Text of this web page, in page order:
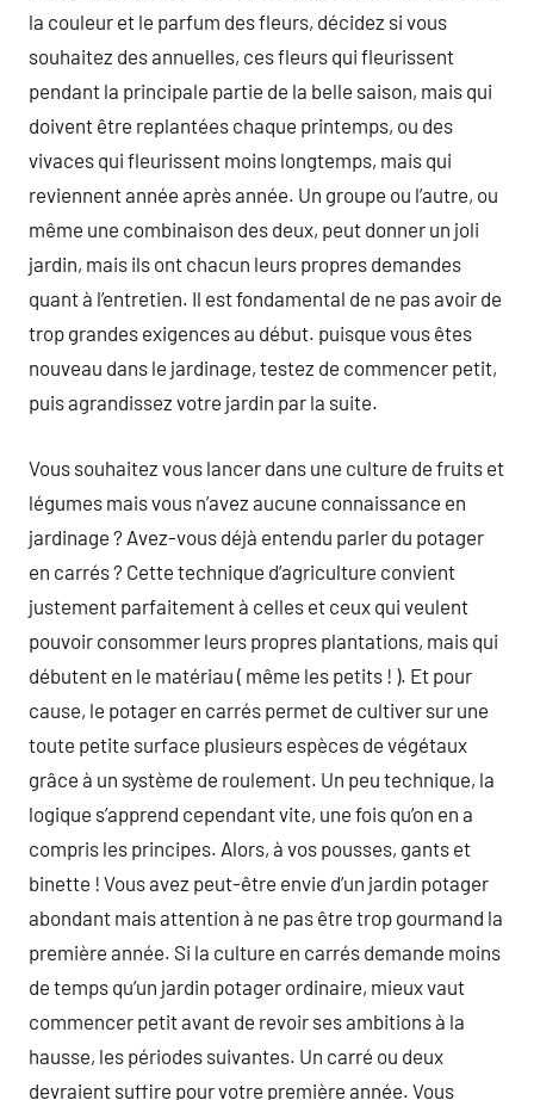
la couleur et le parfum des fleurs, décidez si vous
souhaitez des annuelles, ces fleurs qui fleurissent
pendant la principale partie de la belle saison, mais qui
doivent être replantées chaque printemps, ou des
vivaces qui fleurissent moins longtemps, mais qui
reviennent année après année. Un groupe ou l’autre, ou
même une combinaison des deux, peut donner un joli
jardin, mais ils ont chacun leurs propres demandes
quant à l’entretien. Il est fondamental de ne pas avoir de
trop grandes exigences au début. puisque vous êtes
nouveau dans le jardinage, testez de commencer petit,
puis agrandissez votre jardin par la suite.
Vous souhaitez vous lancer dans une culture de fruits et
légumes mais vous n’avez aucune connaissance en
jardinage ? Avez-vous déjà entendu parler du potager
en carrés ? Cette technique d’agriculture convient
justement parfaitement à celles et ceux qui veulent
pouvoir consommer leurs propres plantations, mais qui
débutent en le matériau ( même les petits ! ). Et pour
cause, le potager en carrés permet de cultiver sur une
toute petite surface plusieurs espèces de végétaux
grâce à un système de roulement. Un peu technique, la
logique s’apprend cependant vite, une fois qu’on en a
compris les principes. Alors, à vos pousses, gants et
binette ! Vous avez peut-être envie d’un jardin potager
abondant mais attention à ne pas être trop gourmand la
première année. Si la culture en carrés demande moins
de temps qu’un jardin potager ordinaire, mieux vaut
commencer petit avant de revoir ses ambitions à la
hausse, les périodes suivantes. Un carré ou deux
devraient suffire pour votre première année. Vous